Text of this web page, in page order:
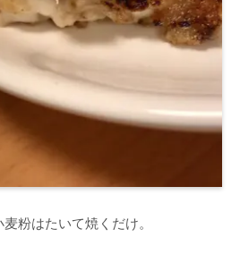
粉はたいて焼くだけ。